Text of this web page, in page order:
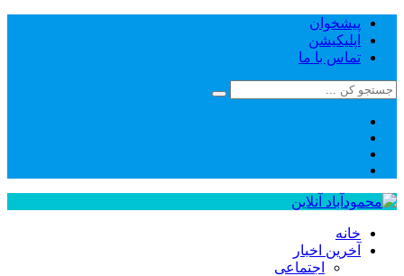
پیشخوان
اپلیکیشن
تماس با ما
خانه
آخرین اخبار
اجتماعی